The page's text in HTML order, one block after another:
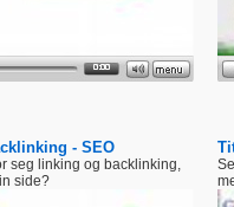
- SEO
seg linking og backlinking,
side?